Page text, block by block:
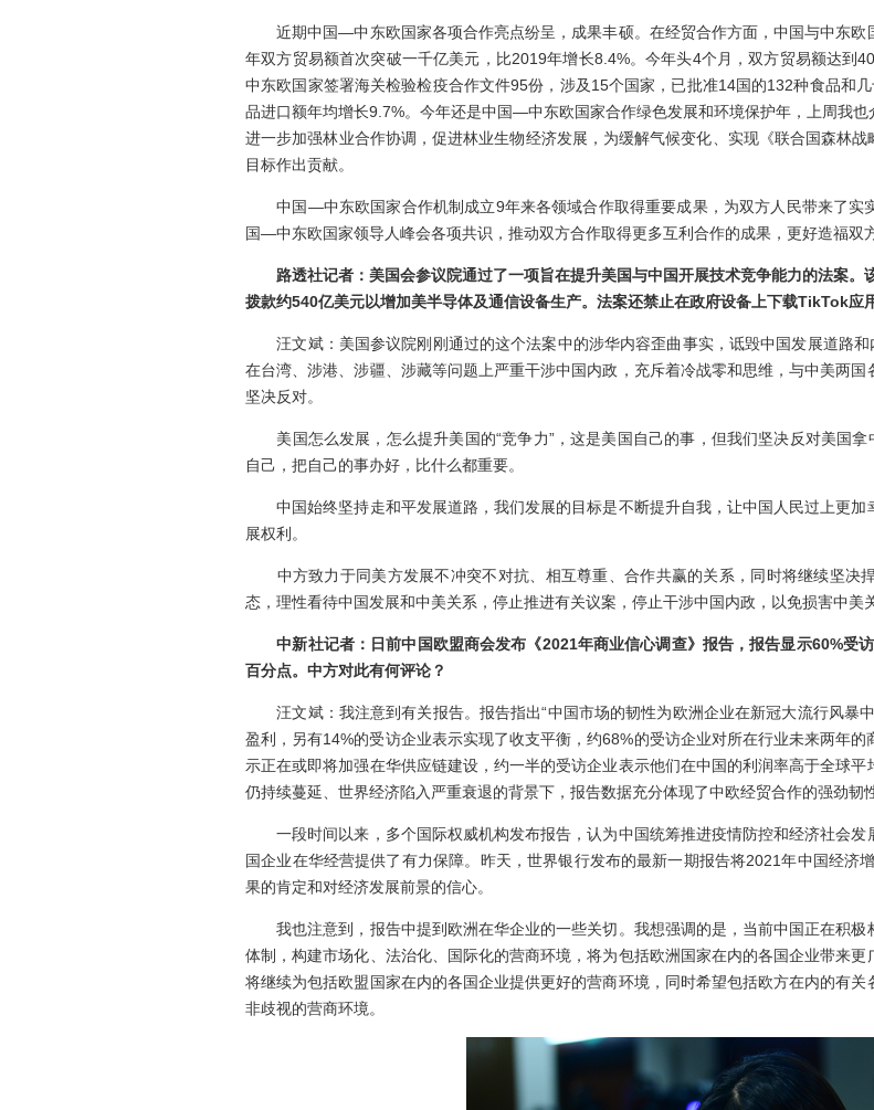
近期中国—中东欧国家各项合作亮点纷呈，成果丰硕。在经贸合作方面，中国与中东欧
年双方贸易额首次突破一千亿美元，比2019年增长8.4%。今年头4个月，双方贸易额达到
中东欧国家签署海关检验检疫合作文件95份，涉及15个国家，已批准14国的132种食品和
品进口额年均增长9.7%。今年还是中国—中东欧国家合作绿色发展和环境保护年，上周我
进一步加强林业合作协调，促进林业生物经济发展，为缓解气候变化、实现《联合国森林
目标作出贡献。
中国—中东欧国家合作机制成立9年来各领域合作取得重要成果，为双方人民带来了实
国—中东欧国家领导人峰会各项共识，推动双方合作取得更多互利合作的成果，更好造福双
路透社记者 ：美国会参议院通过了一项旨在提升美国与中国开展技术竞争能力的法案。
拨款约540亿美元以增加美半导体及通信设备生产。法案还禁止在政府设备上下载TikTok应
汪文斌：美国参议院刚刚通过的这个法案中的涉华内容歪曲事实，诋毁中国发展道路和
在台湾、涉港、涉疆、涉藏等问题上严重干涉中国内政，充斥着冷战零和思维，与中美两
坚决反对。
美国怎么发展，怎么提升美国的“竞争力”，这是美国自己的事，但我们坚决反对美国拿
自己，把自己的事办好，比什么都重要。
中国始终坚持走和平发展道路，我们发展的目标是不断提升自我，让中国人民过上更加
展权利。
中方致力于同美方发展不冲突不对抗、相互尊重、合作共赢的关系，同时将继续坚决
态，理性看待中国发展和中美关系，停止推进有关议案，停止干涉中国内政，以免损害中美
中新社记者：日前中国欧盟商会发布《2021年商业信心调查》报告，报告显示60%受
百分点。中方对此有何评论？
汪文斌：我注意到有关报告。报告指出“中国市场的韧性为欧洲企业在新冠大流行风暴
盈利，另有14%的受访企业表示实现了收支平衡，约68%的受访企业对所在行业未来两年
示正在或即将加强在华供应链建设，约一半的受访企业表示他们在中国的利润率高于全球
仍持续蔓延、世界经济陷入严重衰退的背景下，报告数据充分体现了中欧经贸合作的强劲韧
一段时间以来，多个国际权威机构发布报告，认为中国统筹推进疫情防控和经济社会发
国企业在华经营提供了有力保障。昨天，世界银行发布的最新一期报告将2021年中国经济
果的肯定和对经济发展前景的信心。
我也注意到，报告中提到欧洲在华企业的一些关切。我想强调的是，当前中国正在积极
体制，构建市场化、法治化、国际化的营商环境，将为包括欧洲国家在内的各国企业带来
将继续为包括欧盟国家在内的各国企业提供更好的营商环境，同时希望包括欧方在内的有关
非歧视的营商环境。